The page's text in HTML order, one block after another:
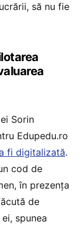
să nu fie
Sorin
Edupedu.ro
fi digitalizată.
cod de
în prezența
de
spunea